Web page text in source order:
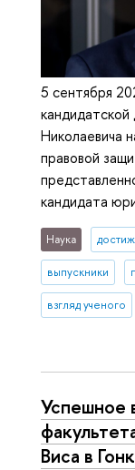
5 сентября
Николаевича
правовой
кандидата
Наука
выпускники
взгляд ученого
Успешное
Виса в